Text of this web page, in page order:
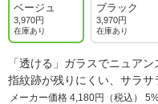
ベージュ
3,970円
在庫あり
ブラック
3,970円
在庫あり
「透ける」ガラスでニュアン
指紋跡が残りにくい、サラ
メーカー価格 4,180円（税込）